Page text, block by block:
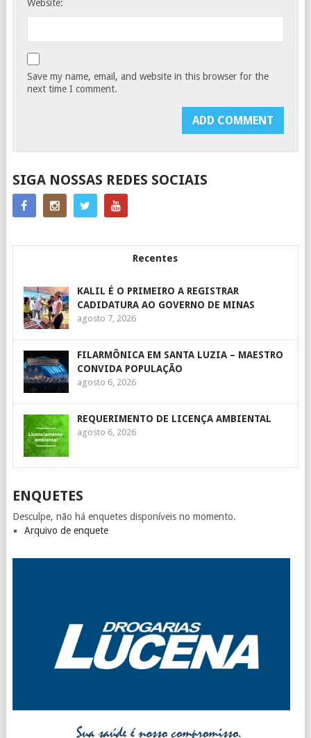
Website:
Save my name, email, and website in this browser for the
next time I comment.
SIGA NOSSAS REDES SOCIAIS
Recentes
KALIL É O PRIMEIRO A REGISTRAR
CADIDATURA AO GOVERNO DE MINAS
agosto 7, 2026
FILARMÔNICA EM SANTA LUZIA – MAESTRO
CONVIDA POPULAÇÃO
agosto 6, 2026
REQUERIMENTO DE LICENÇA AMBIENTAL
agosto 6, 2026
ENQUETES
Desculpe, não há enquetes disponíveis no momento.
Arquivo de enquete